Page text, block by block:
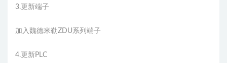
3.更新端子
加入魏德米勒ZDU系列端子
4.更新PLC